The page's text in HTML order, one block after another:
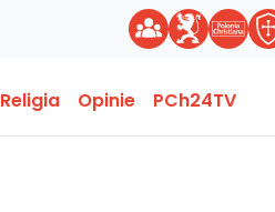
Religia Opinie PCh24TV